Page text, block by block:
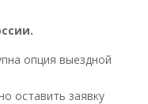
опция выездной
оставить заявку